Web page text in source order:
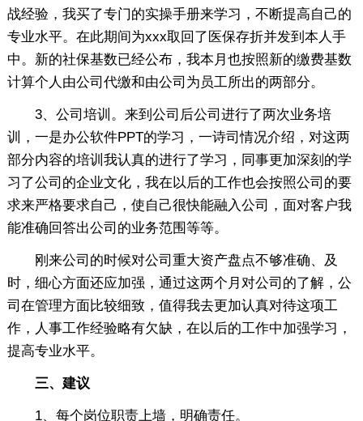
战经验，我买了专门的实操手册来学习，不断提高自己的
专业水平。在此期间为xxx取回了医保存折并发到本人手
中。新的社保基数已经公布，我本月也按照新的缴费基数
计算个人由公司代缴和由公司为员工所出的两部分。
3、公司培训。来到公司后公司进行了两次业务培
训，一是办公软件PPT的学习，一诗司情况介绍，对这两
部分内容的培训我认真的进行了学习，同事更加深刻的学
习了公司的企业文化，我在以后的工作也会按照公司的要
求来严格要求自己，使自己很快能融入公司，面对客户我
能准确回答出公司的业务范围等等。
刚来公司的时候对公司重大资产盘点不够准确、及
时，细心方面还应加强，通过这两个月对公司的了解，公
司在管理方面比较细致，值得我去更加认真对待这项工
作，人事工作经验略有欠缺，在以后的工作中加强学习，
提高专业水平。
三、建议
1、每个岗位职责上墙，明确责任。